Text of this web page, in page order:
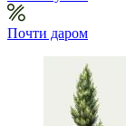
Почти даром